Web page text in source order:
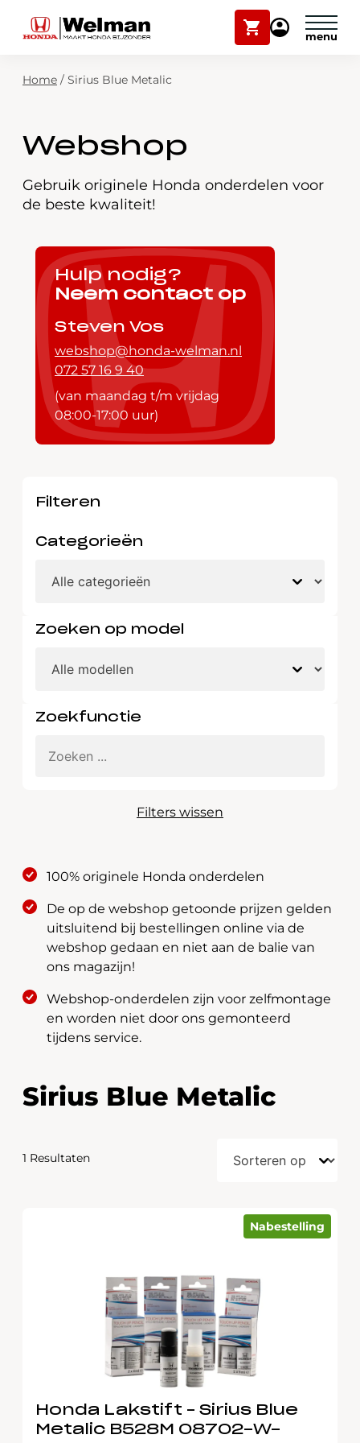
Winkelwagen
Mijn
Modellen
Over ons
Webshop
Contact
Zoekfunctie
Plan onderhoud
Mijn Honda Welman
Home / Sirius Blue Metalic
Webshop
Gebruik originele Honda onderdelen voor
de beste kwaliteit!
Hulp nodig?
Neem contact op
Steven Vos
webshop@honda-welman.nl
072 57 16 9 40
(van maandag t/m vrijdag
08:00-17:00 uur)
Filteren
Categorieën
Zoeken op model
Zoekfunctie
Filters wissen
100% originele Honda onderdelen
De op de webshop getoonde prijzen gelden
uitsluitend bij bestellingen online via de
webshop gedaan en niet aan de balie van
ons magazijn!
Webshop-onderdelen zijn voor zelfmontage
en worden niet door ons gemonteerd
tijdens service.
Sirius Blue Metalic
1 Resultaten
Nabestelling
Honda Lakstift – Sirius Blue
Metalic B528M 08702-W-